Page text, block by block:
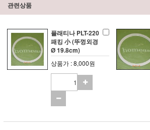
관련상품
플래티나 PLT-220
패킹 小 (뚜껑외경
Ø 19.8cm)
상품가 : 8,000원